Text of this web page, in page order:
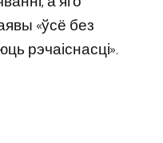
«ўсё без
рэчаіснасці».